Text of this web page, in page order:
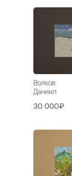
Волков
Даниил
30 000₽